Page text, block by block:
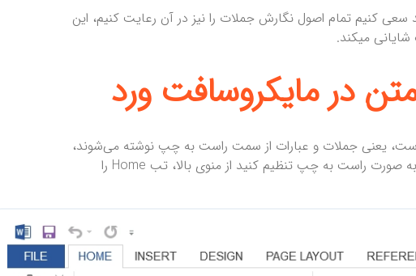
سعی کنیم تمام اصول نگارش جملات را نیز در آن رعایت کنیم، این
شایانی میکند.
در مایکروسافت ورد
یعنی جملات و عبارات از سمت راست به چپ نوشته می‌شوند،
برای اینکه بتوانید زبان نوشتن مایکروسافت ورد خود را به صورت راست به چپ تنظیم کنید از منوی بالا، تب Home را